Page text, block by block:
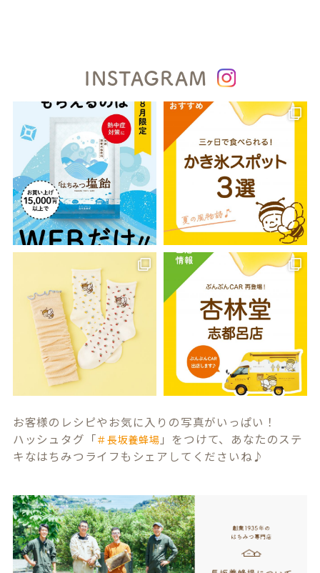
INSTAGRAM
お客様のレシピやお気に入りの写真がいっぱい！
ハッシュタグ「＃長坂養蜂場 」をつけて、あなたのステ
キなはちみつライフもシェアしてくださいね♪